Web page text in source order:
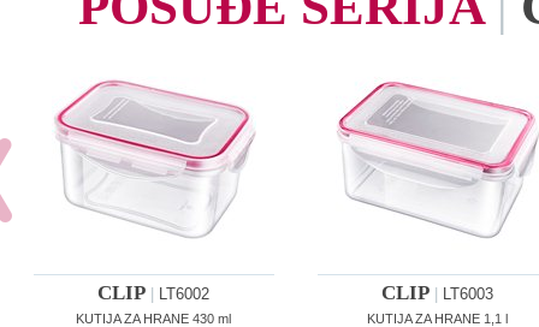
CLIP LT6002
KUTIJA ZA HRANE 430 ml
CLIP LT6003
KUTIJA ZA HRANE 1,1 l